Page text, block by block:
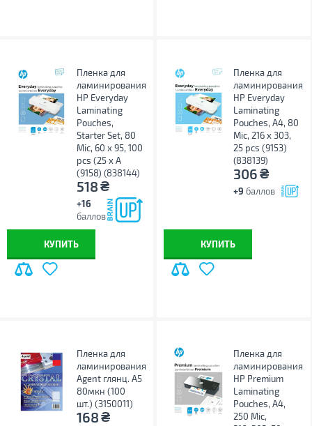
Пленка для
ламинирования
HP Everyday
Laminating
Pouches,
Starter Set, 80
Mic, 60 x 95, 100
pcs (25 x A
(9158) (838144)
518₴
+16
баллов
КУПИТЬ
Пленка для
ламинирования
HP Everyday
Laminating
Pouches, A4, 80
Mic, 216 x 303,
25 pcs (9153)
(838139)
306₴
+9 баллов
КУПИТЬ
Пленка для
ламинирования
Agent глянц. А5
80мкн (100
шт.) (3150011)
168₴
Пленка для
ламинирования
HP Premium
Laminating
Pouches, A4,
250 Mic,